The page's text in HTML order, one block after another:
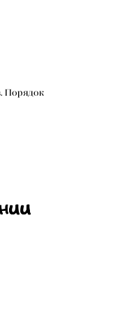
Порядок